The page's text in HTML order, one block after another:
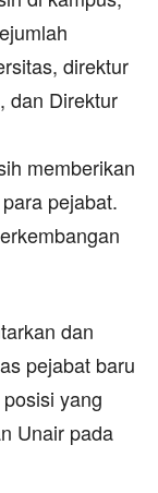
direktur
dan Direktur
memberikan
pejabat.
dan
pejabat baru
yang
Unair pada